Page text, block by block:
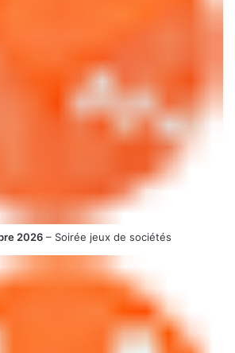
2026 – Soirée jeux de sociétés